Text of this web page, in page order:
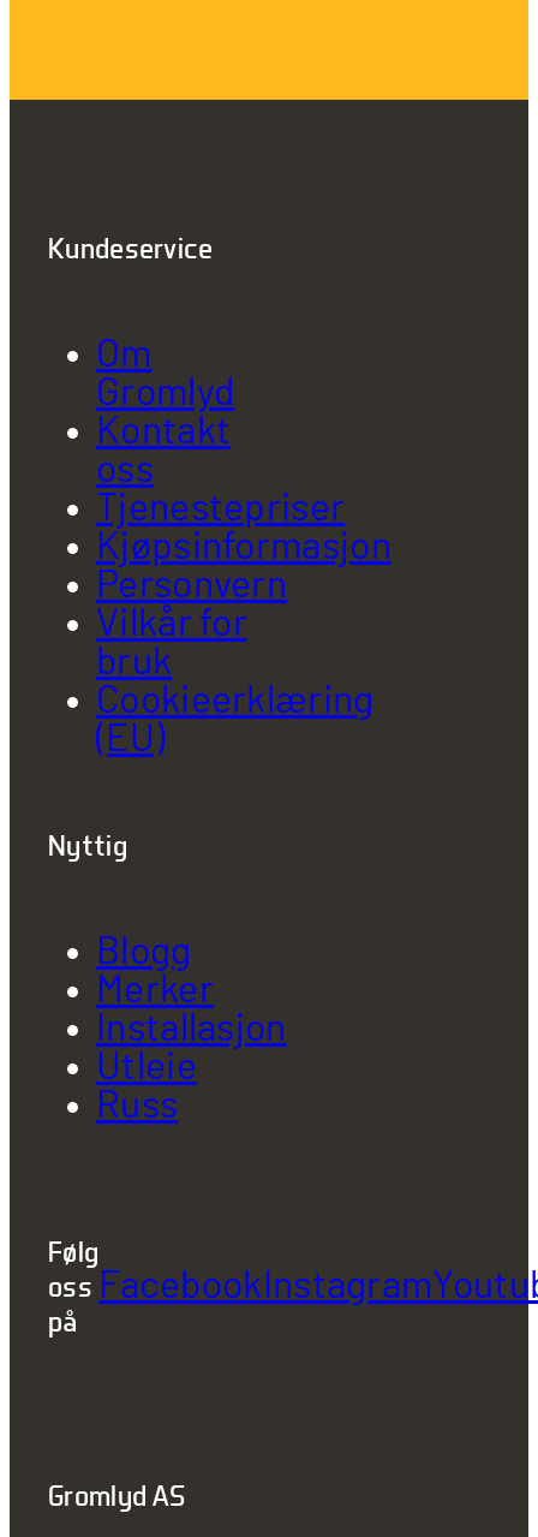
Kundeservice
Om
Gromlyd
Kontakt
oss
Tjenestepriser
Kjøpsinformasjon
Personvern
Vilkår for
bruk
Cookieerklæring
(EU)
Nyttig
Blogg
Merker
Installasjon
Utleie
Russ
Følg
oss
på
Facebook Instagram
Gromlyd AS